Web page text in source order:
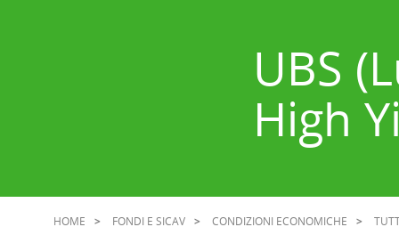
UBS
High
HOME FONDI E SICAV CONDIZIONI ECONOMICHE